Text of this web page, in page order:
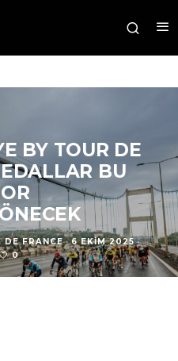
BY TOUR DE
BU
DE FRANCE · 6 EKIM 2025 ·
0